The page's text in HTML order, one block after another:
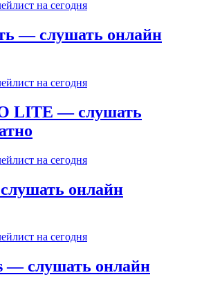
на сегодня
— слушать онлайн
на сегодня
LITE — слушать
на сегодня
онлайн
на сегодня
— слушать онлайн